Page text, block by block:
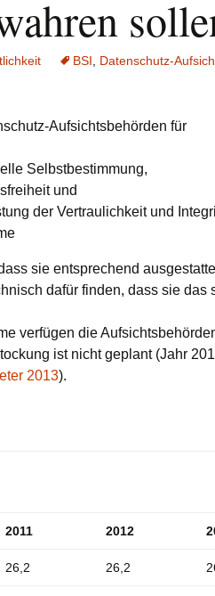
im Internet
der
BSI Datenschutz-
Aufsichtsbehörden für
Selbstbestimmung,
und
der Vertraulichkeit und
sie entsprechend
dafür finden, dass sie das
verfügen die
ist nicht geplant (Jahr
2013).
2011 2012
26,2 26,2